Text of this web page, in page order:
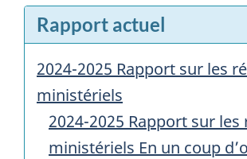
Rapport actuel
2024-2025 Rapport sur les
ministériels
2024-2025 Rapport sur les
ministériels En un coup